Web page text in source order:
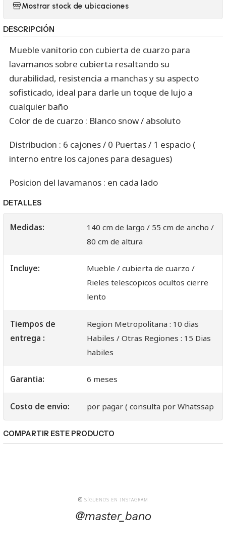
Mostrar stock de ubicaciones
DESCRIPCIÓN
Mueble vanitorio con cubierta de cuarzo para
lavamanos sobre cubierta resaltando su
durabilidad, resistencia a manchas y su aspecto
sofisticado, ideal para darle un toque de lujo a
cualquier baño
Color de de cuarzo : Blanco snow / absoluto
Distribucion : 6 cajones / 0 Puertas / 1 espacio (
interno entre los cajones para desagues)
Posicion del lavamanos : en cada lado
DETALLES
Medidas:
140 cm de largo / 55 cm de ancho /
80 cm de altura
Incluye:
Mueble / cubierta de cuarzo /
Rieles telescopicos ocultos cierre
lento
Tiempos de
entrega :
Region Metropolitana : 10 dias
Habiles / Otras Regiones : 15 Dias
habiles
Garantia: 6 meses
Costo de envio: por pagar ( consulta por Whatssap
COMPARTIR ESTE PRODUCTO
SÍGUENOS EN INSTAGRAM
@master_bano